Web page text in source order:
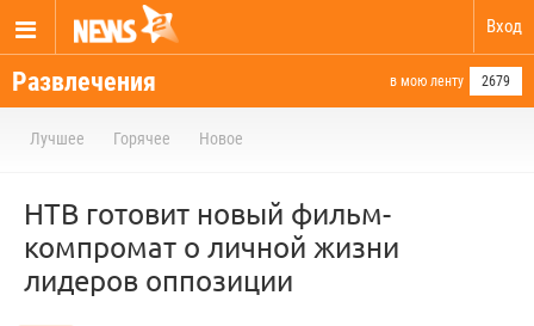
Вход
Развлечения в мою ленту 2679
Лучшее Горячее Новое
НТВ готовит новый фильм-
компромат о личной жизни
лидеров оппозиции